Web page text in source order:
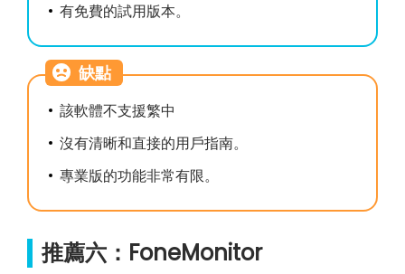
有免費的試用版本。
缺點
該軟體不支援繁中
沒有清晰和直接的用戶指南。
專業版的功能非常有限。
推薦六：FoneMonitor